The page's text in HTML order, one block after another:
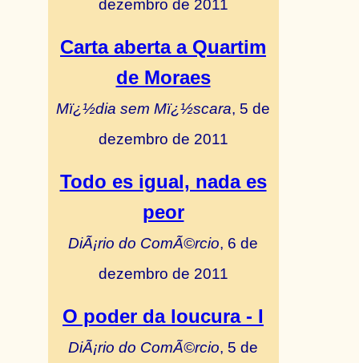
dezembro de 2011
Carta aberta a Quartim
de Moraes
Mï¿½dia sem Mï¿½scara, 5 de
dezembro de 2011
Todo es igual, nada es
peor
DiÃ¡rio do ComÃ©rcio, 6 de
dezembro de 2011
O poder da loucura - I
DiÃ¡rio do ComÃ©rcio, 5 de